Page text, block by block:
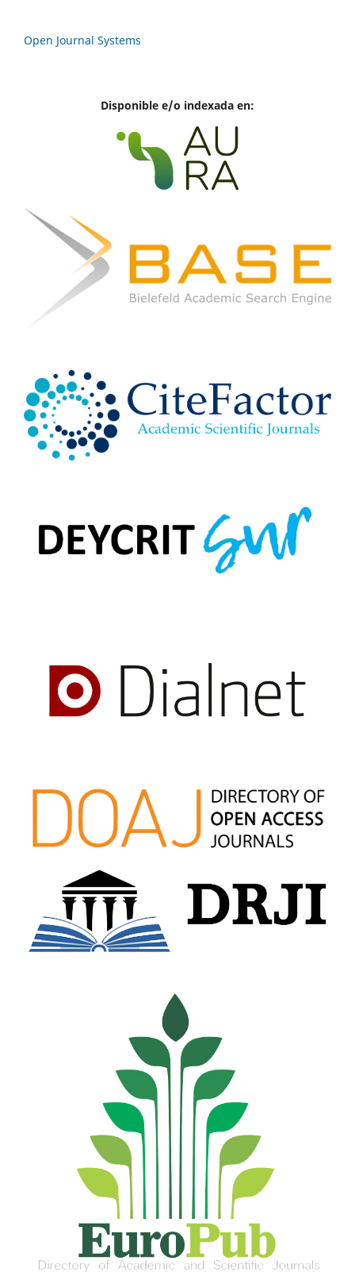
Open Journal Systems
Disponible e/o indexada en: